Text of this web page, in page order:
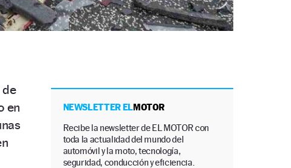
en
NEWSLETTER ELMOTOR
Recibe la newsletter de EL MOTOR con
toda la actualidad del mundo del
automóvil y la moto, tecnología,
seguridad, conducción y eficiencia.